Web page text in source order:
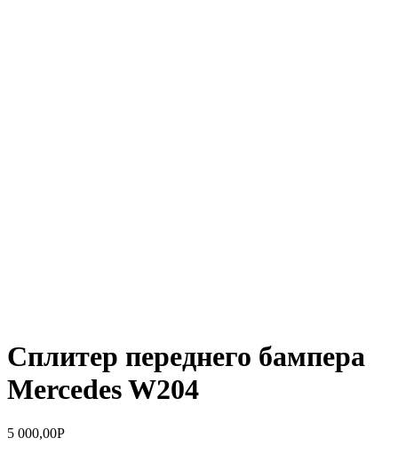
Сплитер переднего бампера
Mercedes W204
5 000,00Р